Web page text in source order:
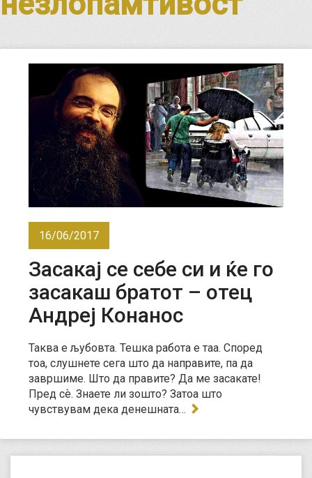
16/06/2017
Засакај се себе си и ќе го
засакаш братот – отец
Андреј Конанос
Таква е љубовта. Тешка работа е таа. Според
тоа, слушнете сега што да направите, па да
завршиме. Што да правите? Да ме засакате!
Пред сѐ. Знаете ли зошто? Затоа што
чувствувам дека денешната…